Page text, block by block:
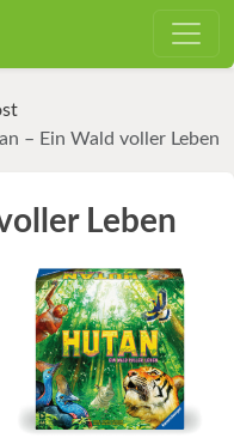
– Ein Wald voller Leben
Leben